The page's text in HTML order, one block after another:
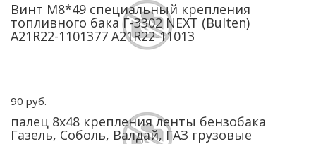
Винт М8*49 специальный крепления
топливного бака Г-3302 NEXT (Bulten)
A21R22-1101377 A21R22-11013
90 руб.
палец 8х48 крепления ленты бензобака
Газель, Соболь, Валдай, ГАЗ грузовые